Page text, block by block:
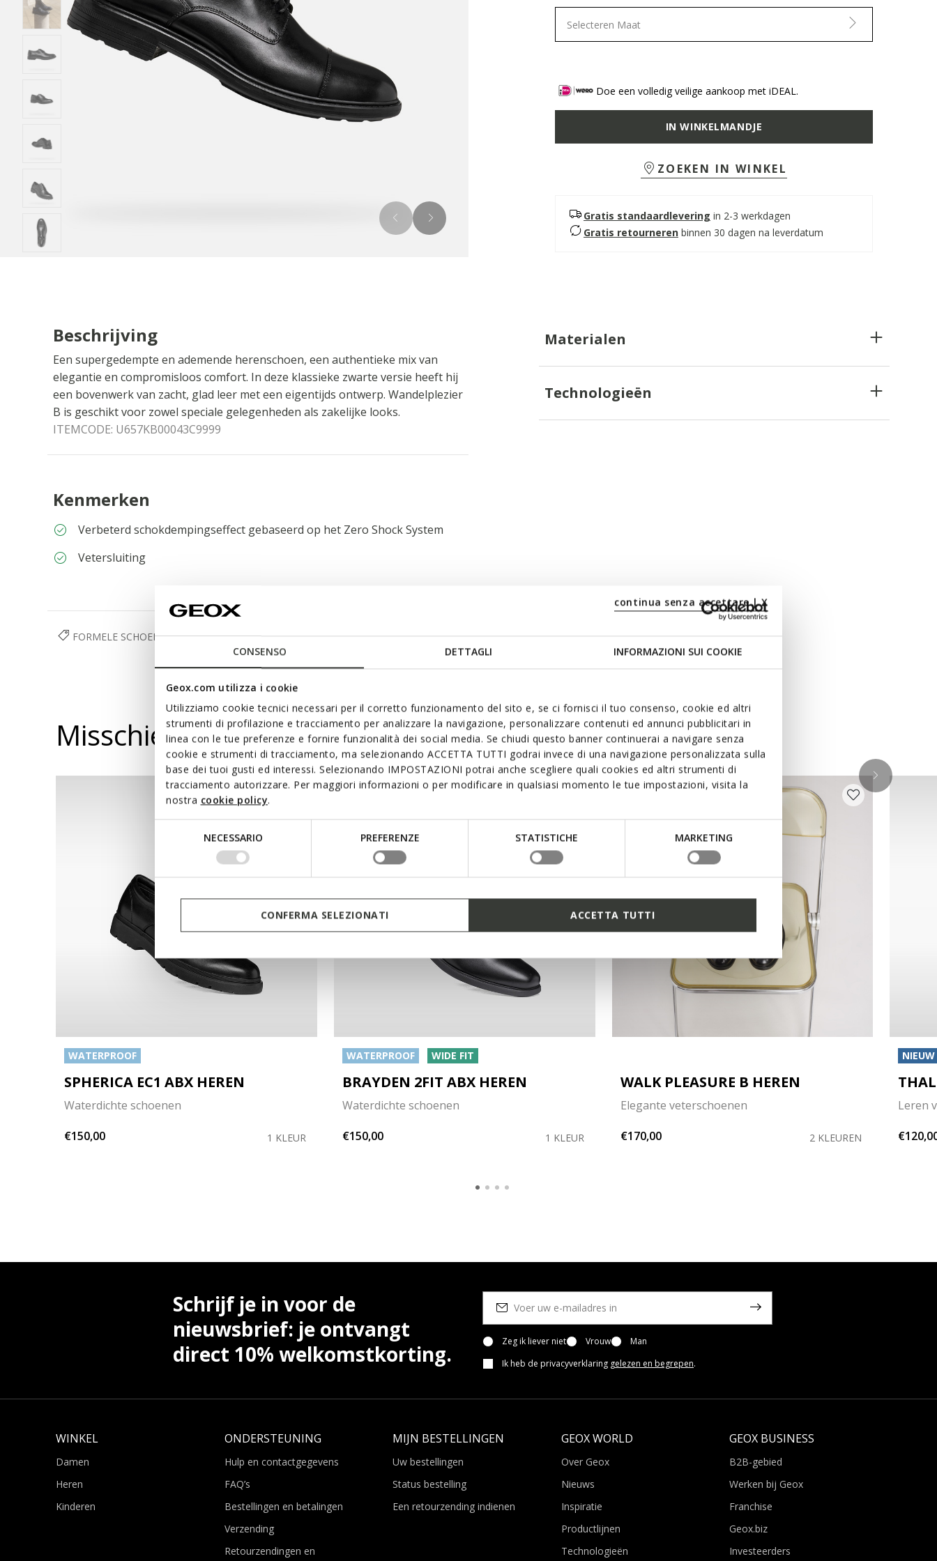
CONSENSO DETTAGLI INFORMAZIONI SUI COOKIE
Geox.com utilizza i cookie
Utilizziamo cookie tecnici necessari per il corretto funzionamento del sito e, se ci fornisci il tuo consenso, cookie ed altri
strumenti di profilazione e tracciamento per analizzare la navigazione, personalizzare contenuti ed annunci pubblicitari in
linea con le tue preferenze e fornire funzionalità dei social media. Se chiudi questo banner continuerai a navigare senza
cookie e strumenti di tracciamento, ma selezionando ACCETTA TUTTI godrai invece di una navigazione personalizzata sulla
base dei tuoi gusti ed interessi. Selezionando IMPOSTAZIONI potrai anche scegliere quali cookies ed altri strumenti di
tracciamento autorizzare. Per maggiori informazioni o per modificare in qualsiasi momento le tue impostazioni, visita la
nostra cookie policy.
NECESSARIO PREFERENZE STATISTICHE MARKETING
continua senza accettare | X
CONFERMA SELEZIONATI ACCETTA TUTTI
Selecteren Maat
Doe een volledig veilige aankoop met iDEAL.
IN WINKELMANDJE
ZOEKEN IN WINKEL
Gratis standaardlevering in 2-3 werkdagen
Gratis retourneren binnen 30 dagen na leverdatum
Beschrijving
Een supergedempte en ademende herenschoen, een authentieke mix van
elegantie en compromisloos comfort. In deze klassieke zwarte versie heeft hij
een bovenwerk van zacht, glad leer met een eigentijds ontwerp. Wandelplezier
B is geschikt voor zowel speciale gelegenheden als zakelijke looks.
ITEMCODE: U657KB00043C9999
Kenmerken
Verbeterd schokdempingseffect gebaseerd op het Zero Shock System
Vetersluiting
Materialen
Technologieën
FORMELE SCHOENEN SCHOENEN HEREN
Misschien vindt u dit ook leuk Onlangs bekeken
WATERPROOF
SPHERICA EC1 ABX HEREN
Waterdichte schoenen
€150,00
1 KLEUR
WATERPROOF WIDE FIT
BRAYDEN 2FIT ABX HEREN
Waterdichte schoenen
€150,00
1 KLEUR
WALK PLEASURE B HEREN
Elegante veterschoenen
€170,00
2 KLEUREN
Leren
Schrijf je in voor de
nieuwsbrief: je ontvangt
direct 10% welkomstkorting.
Zeg ik liever niet Vrouw
Man
Ik heb de privacyverklaring gelezen en begrepen.
WINKEL
Damen
Heren
Kinderen
ONDERSTEUNING
Hulp en contactgegevens
FAQ’s
Bestellingen en betalingen
Verzending
Retourzendingen en
MIJN BESTELLINGEN
Uw bestellingen
Status bestelling
Een retourzending indienen
GEOX WORLD
Over Geox
Nieuws
Inspiratie
Productlijnen
Technologieën
GEOX BUSINESS
B2B-gebied
Werken bij Geox
Franchise
Geox.biz
Investeerders